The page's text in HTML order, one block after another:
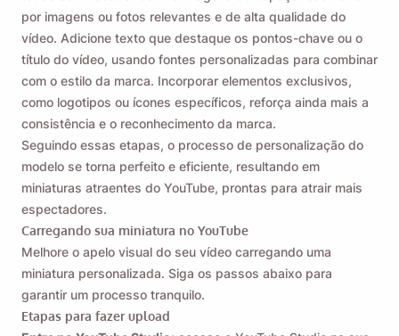
por imagens ou fotos relevantes e de alta qualidade do
vídeo. Adicione texto que destaque os pontos-chave ou o
título do vídeo, usando fontes personalizadas para combinar
com o estilo da marca. Incorporar elementos exclusivos,
como logotipos ou ícones específicos, reforça ainda mais a
consistência e o reconhecimento da marca.
Seguindo essas etapas, o processo de personalização do
modelo se torna perfeito e eficiente, resultando em
miniaturas atraentes do YouTube, prontas para atrair mais
espectadores.
Carregando sua miniatura no YouTube
Melhore o apelo visual do seu vídeo carregando uma
miniatura personalizada. Siga os passos abaixo para
garantir um processo tranquilo.
Etapas para fazer upload